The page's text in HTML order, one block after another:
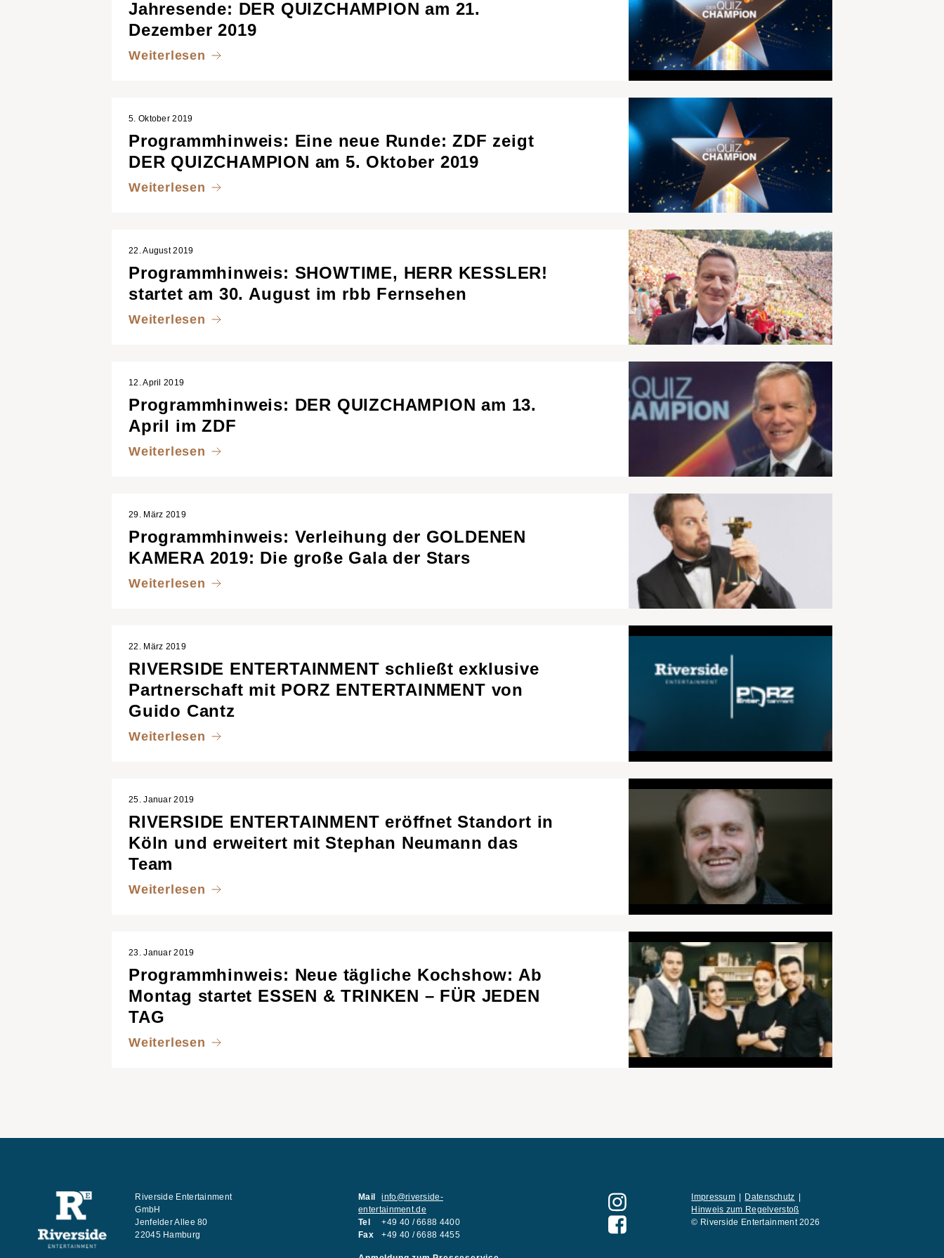
Jahresende: DER QUIZCHAMPION am 21.
Dezember 2019
Weiterlesen
5. Oktober 2019
Programmhinweis: Eine neue Runde: ZDF zeigt
DER QUIZCHAMPION am 5. Oktober 2019
Weiterlesen
22. August 2019
Programmhinweis: SHOWTIME, HERR KESSLER!
startet am 30. August im rbb Fernsehen
Weiterlesen
12. April 2019
Programmhinweis: DER QUIZCHAMPION am 13.
April im ZDF
Weiterlesen
29. März 2019
Programmhinweis: Verleihung der GOLDENEN
KAMERA 2019: Die große Gala der Stars
Weiterlesen
22. März 2019
RIVERSIDE ENTERTAINMENT schließt exklusive
Partnerschaft mit PORZ ENTERTAINMENT von
Guido Cantz
Weiterlesen
25. Januar 2019
RIVERSIDE ENTERTAINMENT eröffnet Standort in
Köln und erweitert mit Stephan Neumann das
Team
Weiterlesen
23. Januar 2019
Programmhinweis: Neue tägliche Kochshow: Ab
Montag startet ESSEN & TRINKEN – FÜR JEDEN
TAG
Weiterlesen
Riverside Entertainment
GmbH
Jenfelder Allee 80
22045 Hamburg
Mail
info@riverside-
entertainment.de
Tel
+49 40 / 6688 4400
Fax
+49 40 / 6688 4455
Impressum
Datenschutz
Hinweis zum Regelverstoß
© Riverside Entertainment 2026
WAS WIR TUN
WER WIR SIND
KARRIERE
Datenschutz Hinweise zum Regelverstoß